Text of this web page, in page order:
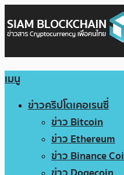
เมนู
ข่าวคริปโตเคอเรนซี่
ข่าว Bitcoin
ข่าว Ethereum
ข่าว Binance